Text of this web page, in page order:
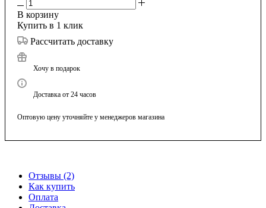
В корзину
Купить в 1 клик
Рассчитать доставку
Хочу в подарок
Доставка от 24 часов
Оптовую цену уточняйте у менеджеров магазина
Отзывы (2)
Как купить
Оплата